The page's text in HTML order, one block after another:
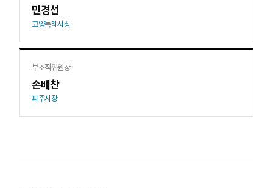
민경선
고양특례시장
부조직위원장
손배찬
파주시장